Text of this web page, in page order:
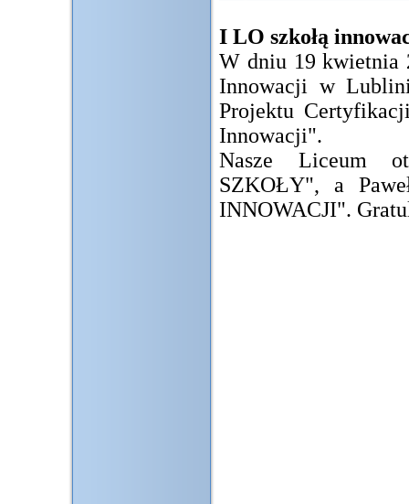
I LO szkołą
W dniu 19 kwietnia
Innowacji w
Projektu
Innowacji".
Nasze Liceum
SZKOŁY", a
INNOWACJI".